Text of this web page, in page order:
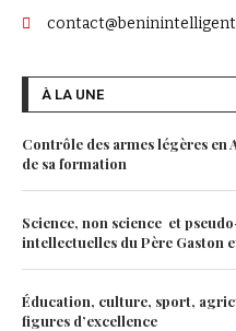
À LA UNE
Contrôle des armes légères en
de sa formation
Science, non science et
intellectuelles du Père Gaston
Éducation, culture, sport,
figures d’excellence